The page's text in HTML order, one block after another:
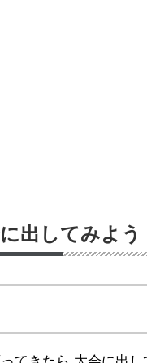
出してみよう